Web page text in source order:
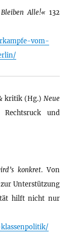
Alle!« 132
vom-
kritik (Hg.) Neue
und
konkret. Von
Unterstützung
hilft nicht nur